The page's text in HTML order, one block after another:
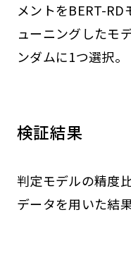
メントをBERT-
ューニングしたモ
ンダムに1つ選択。
検証結果
判定モデルの精度
データを用いた結